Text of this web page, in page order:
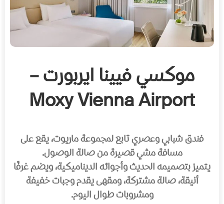
موكسي فيينا ايربورت –
Moxy Vienna Airport
فندق شبابي وعصري تابع لمجموعة ماريوت، يقع على
مسافة مشي قصيرة من صالة الوصول.
يتميز بتصميمه الحديث وأجوائه الديناميكية، ويضم غرفًا
أنيقة، صالة مشتركة، ومقهى يقدم وجبات خفيفة
ومشروبات طوال اليوم.